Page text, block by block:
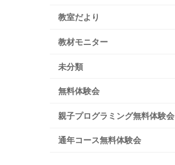
教室だより
教材モニター
未分類
無料体験会
親子プログラミング無料体験会
通年コース無料体験会